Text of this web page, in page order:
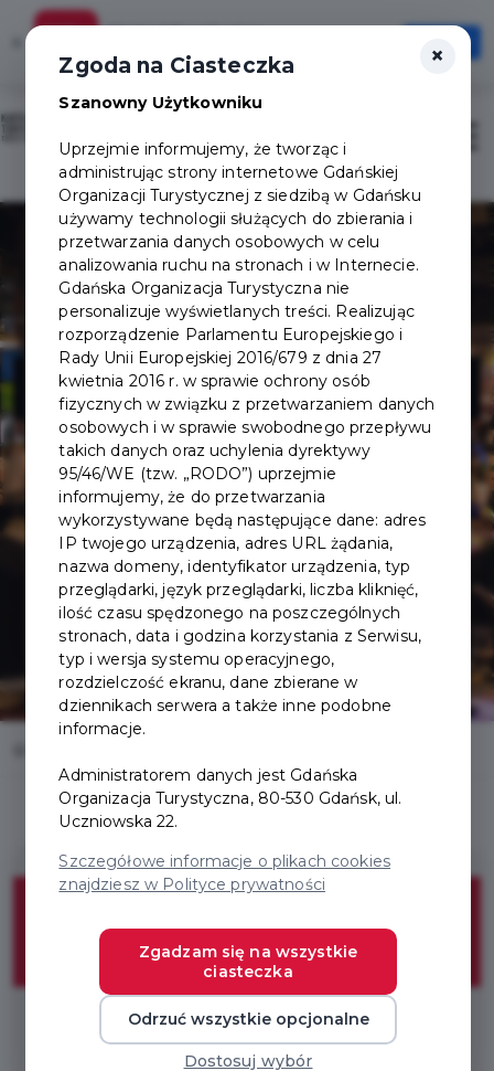
Szybciej, wygodniej, zawsze pod ręką
Otwórz
Sign in / Sign up
Stacja Foodhall
10%
DISCOUNT
10% discount for food
* Required : Explorer Package
×
Zgoda na Ciasteczka
Szanowny Użytkowniku
Uprzejmie informujemy, że tworząc i
administrując strony internetowe Gdańskiej
Organizacji Turystycznej z siedzibą w Gdańsku
używamy technologii służących do zbierania i
przetwarzania danych osobowych w celu
analizowania ruchu na stronach i w Internecie.
Gdańska Organizacja Turystyczna nie
personalizuje wyświetlanych treści. Realizując
rozporządzenie Parlamentu Europejskiego i
Rady Unii Europejskiej 2016/679 z dnia 27
kwietnia 2016 r. w sprawie ochrony osób
fizycznych w związku z przetwarzaniem danych
osobowych i w sprawie swobodnego przepływu
takich danych oraz uchylenia dyrektywy
95/46/WE (tzw. „RODO”) uprzejmie
informujemy, że do przetwarzania
wykorzystywane będą następujące dane: adres
IP twojego urządzenia, adres URL żądania,
nazwa domeny, identyfikator urządzenia, typ
przeglądarki, język przeglądarki, liczba kliknięć,
ilość czasu spędzonego na poszczególnych
stronach, data i godzina korzystania z Serwisu,
typ i wersja systemu operacyjnego,
rozdzielczość ekranu, dane zbierane w
dziennikach serwera a także inne podobne
informacje.
Administratorem danych jest Gdańska
Organizacja Turystyczna, 80-530 Gdańsk, ul.
Uczniowska 22.
Szczegółowe informacje o plikach cookies
znajdziesz w Polityce prywatności
Zgadzam się na wszystkie
ciasteczka
Odrzuć wszystkie opcjonalne
Dostosuj wybór